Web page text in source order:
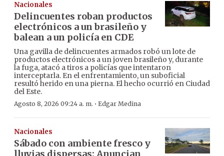
Nacionales
Delincuentes roban productos
electrónicos a un brasileño y
balean a un policía en CDE
Una gavilla de delincuentes armados robó un lote de
productos electrónicos a un joven brasileño y, durante
la fuga, atacó a tiros a policías que intentaron
interceptarla. En el enfrentamiento, un suboficial
resultó herido en una pierna. El hecho ocurrió en Ciudad
del Este.
Agosto 8, 2026 09:24 a. m. · Edgar Medina
Nacionales
Sábado con ambiente fresco y